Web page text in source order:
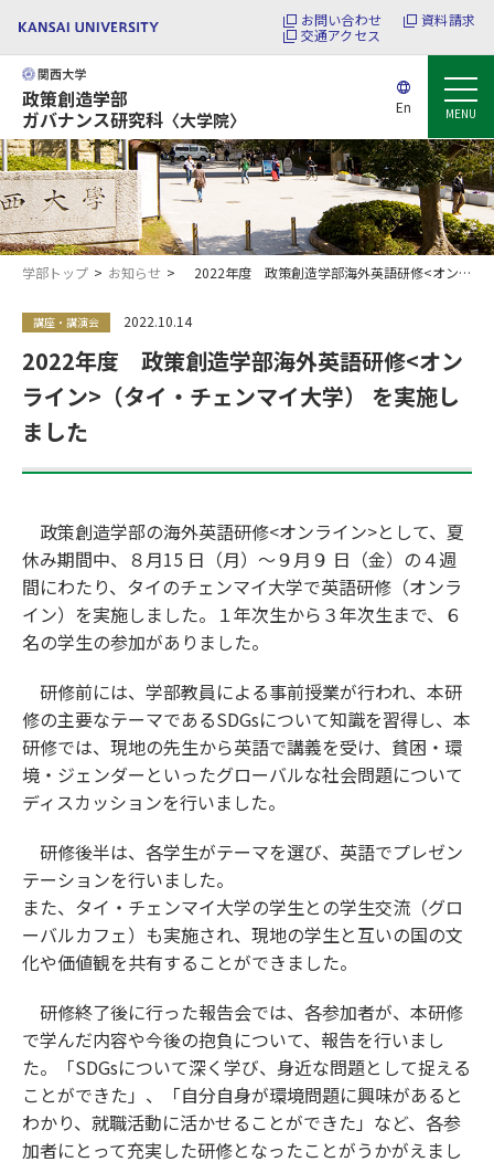
お問い合わせ
資料請求
交通アクセス
政策創造学部
ガバナンス研究科 〈大学院〉
En MENU
学部トップ お知らせ 2022年度 政策創造学部海外英語研修<オンライン>（タイ・チェンマイ大学） を実施しました
講座・講演会 2022.10.14
2022年度 政策創造学部海外英語研修<オン
ライン>（タイ・チェンマイ大学） を実施し
ました
政策創造学部の海外英語研修<オンライン>として、夏
休み期間中、８月15 日（月）～９月９ 日（金）の４週
間にわたり、タイのチェンマイ大学で英語研修（オンラ
イン）を実施しました。１年次生から３年次生まで、６
名の学生の参加がありました。
研修前には、学部教員による事前授業が行われ、本研
修の主要なテーマであるSDGsについて知識を習得し、本
研修では、現地の先生から英語で講義を受け、貧困・環
境・ジェンダーといったグローバルな社会問題について
ディスカッションを行いました。
研修後半は、各学生がテーマを選び、英語でプレゼン
テーションを行いました。
また、タイ・チェンマイ大学の学生との学生交流（グロ
ーバルカフェ）も実施され、現地の学生と互いの国の文
化や価値観を共有することができました。
研修終了後に行った報告会では、各参加者が、本研修
で学んだ内容や今後の抱負について、報告を行いまし
た。「SDGsについて深く学び、身近な問題として捉える
ことができた」、「自分自身が環境問題に興味があると
わかり、就職活動に活かせることができた」など、各参
加者にとって充実した研修となったことがうかがえまし